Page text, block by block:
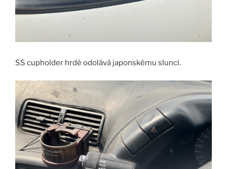
SS cupholder hrdě odolává japonskému slunci.